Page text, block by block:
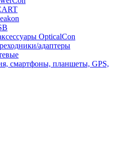
OpticalCon
адаптеры
смартфоны, планшеты, GPS,